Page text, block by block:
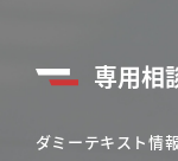
専用相
ダミーテキスト情